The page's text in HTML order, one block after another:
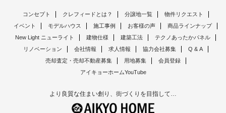
コンセプト クレフィードとは？ 分譲地一覧
物件リクエスト
イベント
モデルハウス 施工事例 お客様の声
商品ラインナップ
New Light ニューライト
建物仕様 建築工法
テクノあったかパネル
リノベーション
会社情報 求人情報 協力会社募集
Q & A
売却査定・売却不動産募集
用地募集
会員登録
アイキョーホームYouTube
より良質な住まい創り、街づくりを目指して…